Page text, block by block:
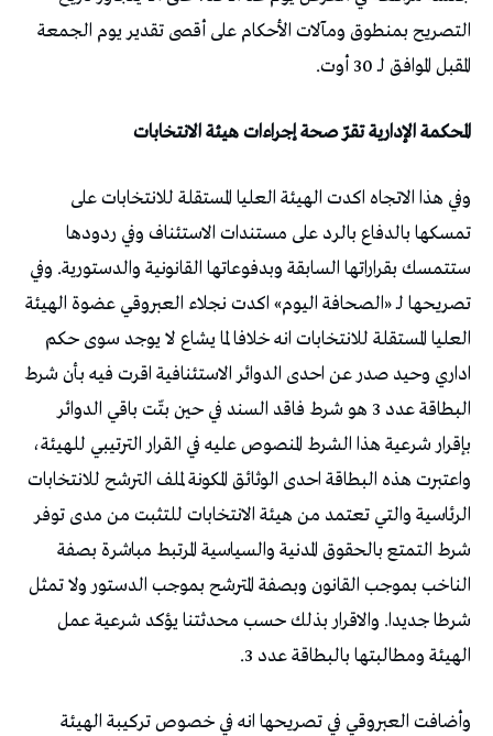
التصريح بمنطوق ومآلات الأحكام على أقصى تقدير يوم الجمعة
المقبل الموافق لـ 30 أوت.
المحكمة الإدارية تقرّ صحة إجراءات هيئة الانتخابات
وفي هذا الاتجاه اكدت الهيئة العليا المستقلة للانتخابات على
تمسكها بالدفاع بالرد على مستندات الاستئناف وفي ردودها
ستتمسك بقراراتها السابقة وبدفوعاتها القانونية والدستورية. وفي
تصريحها لـ «الصحافة اليوم» اكدت نجلاء العبروقي عضوة الهيئة
العليا المستقلة للانتخابات انه خلافا لما يشاع لا يوجد سوى حكم
اداري وحيد صدر عن احدى الدوائر الاستئنافية اقرت فيه بأن شرط
البطاقة عدد 3 هو شرط فاقد السند في حين بتّت باقي الدوائر
بإقرار شرعية هذا الشرط المنصوص عليه في القرار الترتيبي للهيئة،
واعتبرت هذه البطاقة احدى الوثائق المكونة لملف الترشح للانتخابات
الرئاسية والتي تعتمد من هيئة الانتخابات للتثبت من مدى توفر
شرط التمتع بالحقوق المدنية والسياسية المرتبط مباشرة بصفة
الناخب بموجب القانون وبصفة المترشح بموجب الدستور ولا تمثل
شرطا جديدا. والاقرار بذلك حسب محدثتنا يؤكد شرعية عمل
الهيئة ومطالبتها بالبطاقة عدد 3.
وأضافت العبروقي في تصريحها انه في خصوص تركيبة الهيئة